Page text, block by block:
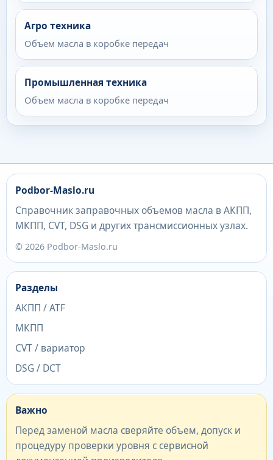
Агро техника
Объем масла в коробке передач
Промышленная техника
Объем масла в коробке передач
Podbor-Maslo.ru
Справочник заправочных объемов масла в АКПП,
МКПП, CVT, DSG и других трансмиссионных узлах.
© 2026 Podbor-Maslo.ru
Разделы
АКПП / ATF
МКПП
CVT / вариатор
DSG / DCT
Важно
Перед заменой масла сверяйте объем, допуск и
процедуру проверки уровня с сервисной